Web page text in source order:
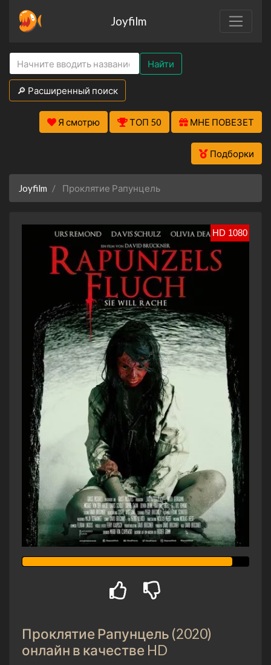
Joyfilm
Найти
🔎 Расширенный поиск
Я смотрю ТОП 50 МНЕ ПОВЕЗЕТ
Подборки
Joyfilm Проклятие Рапунцель
HD 1080
Проклятие Рапунцель (2020)
онлайн в качестве HD